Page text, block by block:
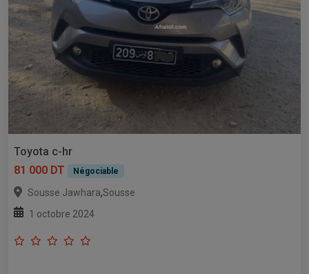
Toyota c-hr
81 000 DT
Négociable
Sousse Jawhara,Sousse
1 octobre 2024